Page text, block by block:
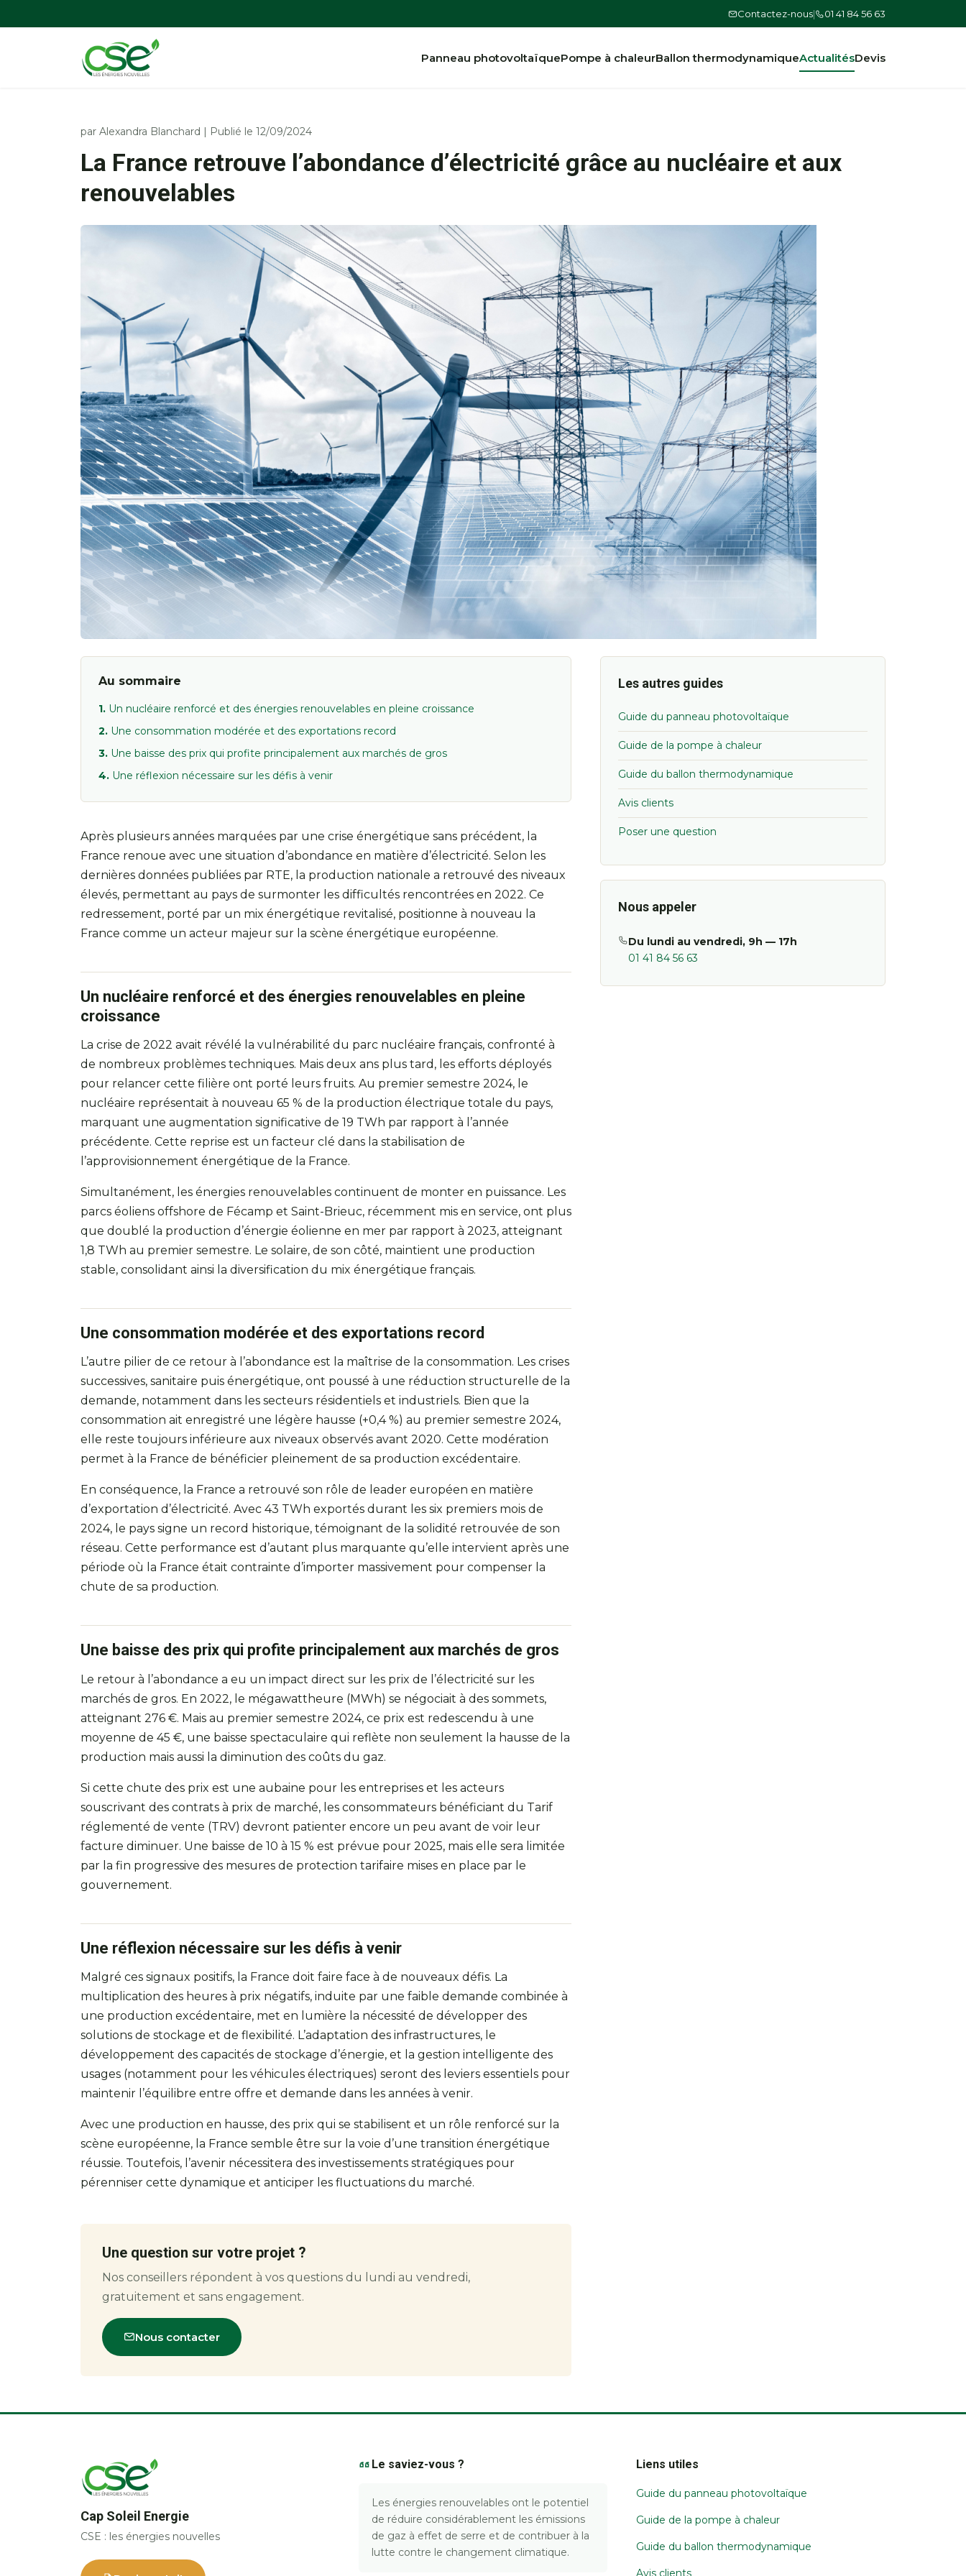
Contactez-nous| 01 41 84 56 63
Panneau photovoltaïquePompe à chaleurBallon thermodynamiqueActualitésDevis
par Alexandra Blanchard | Publié le 12/09/2024
La France retrouve l’abondance d’électricité grâce au nucléaire et aux
renouvelables
Au sommaire
Un nucléaire renforcé et des énergies renouvelables en pleine croissance
Une consommation modérée et des exportations record
Une baisse des prix qui profite principalement aux marchés de gros
Une réflexion nécessaire sur les défis à venir
Après plusieurs années marquées par une crise énergétique sans précédent, la
France renoue avec une situation d’abondance en matière d’électricité. Selon les
dernières données publiées par RTE, la production nationale a retrouvé des niveaux
élevés, permettant au pays de surmonter les difficultés rencontrées en 2022. Ce
redressement, porté par un mix énergétique revitalisé, positionne à nouveau la
France comme un acteur majeur sur la scène énergétique européenne.
Un nucléaire renforcé et des énergies renouvelables en pleine
croissance
La crise de 2022 avait révélé la vulnérabilité du parc nucléaire français, confronté à
de nombreux problèmes techniques. Mais deux ans plus tard, les efforts déployés
pour relancer cette filière ont porté leurs fruits. Au premier semestre 2024, le
nucléaire représentait à nouveau 65 % de la production électrique totale du pays,
marquant une augmentation significative de 19 TWh par rapport à l’année
précédente. Cette reprise est un facteur clé dans la stabilisation de
l’approvisionnement énergétique de la France.
Simultanément, les énergies renouvelables continuent de monter en puissance. Les
parcs éoliens offshore de Fécamp et Saint-Brieuc, récemment mis en service, ont plus
que doublé la production d’énergie éolienne en mer par rapport à 2023, atteignant
1,8 TWh au premier semestre. Le solaire, de son côté, maintient une production
stable, consolidant ainsi la diversification du mix énergétique français.
Une consommation modérée et des exportations record
L’autre pilier de ce retour à l’abondance est la maîtrise de la consommation. Les crises
successives, sanitaire puis énergétique, ont poussé à une réduction structurelle de la
demande, notamment dans les secteurs résidentiels et industriels. Bien que la
consommation ait enregistré une légère hausse (+0,4 %) au premier semestre 2024,
elle reste toujours inférieure aux niveaux observés avant 2020. Cette modération
permet à la France de bénéficier pleinement de sa production excédentaire.
En conséquence, la France a retrouvé son rôle de leader européen en matière
d’exportation d’électricité. Avec 43 TWh exportés durant les six premiers mois de
2024, le pays signe un record historique, témoignant de la solidité retrouvée de son
réseau. Cette performance est d’autant plus marquante qu’elle intervient après une
période où la France était contrainte d’importer massivement pour compenser la
chute de sa production.
Une baisse des prix qui profite principalement aux marchés de gros
Le retour à l’abondance a eu un impact direct sur les prix de l’électricité sur les
marchés de gros. En 2022, le mégawattheure (MWh) se négociait à des sommets,
atteignant 276 €. Mais au premier semestre 2024, ce prix est redescendu à une
moyenne de 45 €, une baisse spectaculaire qui reflète non seulement la hausse de la
production mais aussi la diminution des coûts du gaz.
Si cette chute des prix est une aubaine pour les entreprises et les acteurs
souscrivant des contrats à prix de marché, les consommateurs bénéficiant du Tarif
réglementé de vente (TRV) devront patienter encore un peu avant de voir leur
facture diminuer. Une baisse de 10 à 15 % est prévue pour 2025, mais elle sera limitée
par la fin progressive des mesures de protection tarifaire mises en place par le
gouvernement.
Une réflexion nécessaire sur les défis à venir
Malgré ces signaux positifs, la France doit faire face à de nouveaux défis. La
multiplication des heures à prix négatifs, induite par une faible demande combinée à
une production excédentaire, met en lumière la nécessité de développer des
solutions de stockage et de flexibilité. L’adaptation des infrastructures, le
développement des capacités de stockage d’énergie, et la gestion intelligente des
usages (notamment pour les véhicules électriques) seront des leviers essentiels pour
maintenir l’équilibre entre offre et demande dans les années à venir.
Avec une production en hausse, des prix qui se stabilisent et un rôle renforcé sur la
scène européenne, la France semble être sur la voie d’une transition énergétique
réussie. Toutefois, l’avenir nécessitera des investissements stratégiques pour
pérenniser cette dynamique et anticiper les fluctuations du marché.
Une question sur votre projet ?
Nos conseillers répondent à vos questions du lundi au vendredi,
gratuitement et sans engagement.
Nous contacter
Les autres guides
Guide du panneau photovoltaïque
Guide de la pompe à chaleur
Guide du ballon thermodynamique
Avis clients
Poser une question
Nous appeler
Du lundi au vendredi, 9h — 17h
01 41 84 56 63
Cap Soleil Energie
CSE : les énergies nouvelles
Le saviez-vous ?
Les énergies renouvelables ont le potentiel
de réduire considérablement les émissions
de gaz à effet de serre et de contribuer à la
lutte contre le changement climatique.
Liens utiles
Guide du panneau photovoltaïque
Guide de la pompe à chaleur
Guide du ballon thermodynamique
Avis clients